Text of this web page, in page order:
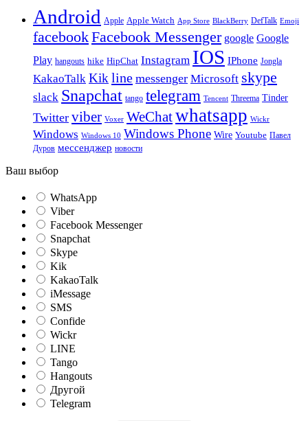
Android Apple Apple Watch App Store BlackBerry DefTalk Emoji
facebookFacebook Messenger google Google
Play hangouts hike HipChat Instagram IOS IPhone Jongla
KakaoTalk Kik line messenger Microsoft skype
slack Snapchat tango telegram Tencent Threema Tinder
Twitter viber Voxer WeChatwhatsapp Wickr
Windows Windows 10 Windows Phone Wire Youtube Павел
Дуров мессенджер новости
Ваш выбор
WhatsApp
Viber
Facebook Messenger
Snapchat
Skype
Kik
KakaoTalk
iMessage
SMS
Confide
Wickr
LINE
Tango
Hangouts
Другой
Telegram